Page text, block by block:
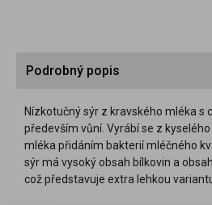
Podrobný popis
Nízkotučný sýr z kravského mléka s
především vůní. Vyrábí se z
mléka přidáním bakterií mléčného
sýr má vysoký obsah bílkovin a
což představuje extra lehkou